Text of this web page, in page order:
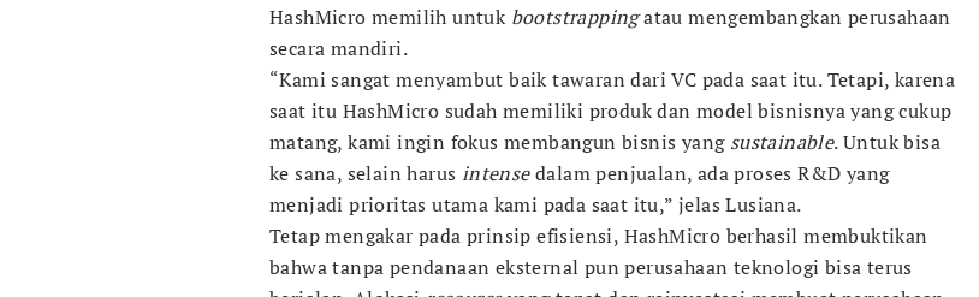
HashMicro memilih untuk bootstrappingatau mengembangkan perusahaan
secara mandiri.
“Kami sangat menyambut baik tawaran dari VC pada saat itu. Tetapi, karena
saat itu HashMicro sudah memiliki produk dan model bisnisnya yang cukup
matang, kami ingin fokus membangun bisnis yang sustainable. Untuk bisa
ke sana, selain harus intensedalam penjualan, ada proses R&D yang
menjadi prioritas utama kami pada saat itu,” jelas Lusiana.
Tetap mengakar pada prinsip efisiensi, HashMicro berhasil membuktikan
bahwa tanpa pendanaan eksternal pun perusahaan teknologi bisa terus